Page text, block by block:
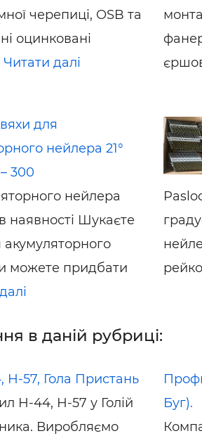
черепиці, OSB та
оцинковані
Читати далі
для
нейлера 21°
300
нейлера
наявності Шукаєте
акумуляторного
можете придбати
в даній рубриці:
57, Гола Пристань
Н-44, Н-57 у Голій
Виробляємо
Буг).